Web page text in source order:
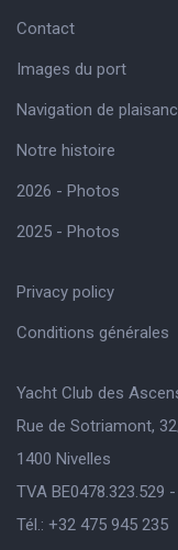
Contact
Images du port
Navigation de
Notre histoire
2026 - Photos
2025 - Photos
Privacy policy
Conditions générales
Yacht Club des
Rue de Sotriamont,
1400 Nivelles
TVA BE0478.323.529
Tél.: +32 475 945 235